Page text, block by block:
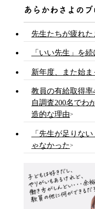
あらかわさよのブ
先生たちが疲れ
「いい先生」を
新年度、また始
教員の有給取得
自調査200名でわ
造的な理由
「先生が足りな
ゃなかった